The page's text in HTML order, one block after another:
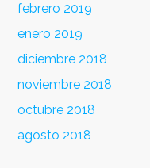
febrero 2019
enero 2019
diciembre 2018
noviembre 2018
octubre 2018
agosto 2018